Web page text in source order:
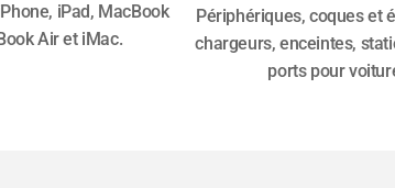
iPad, MacBook
Air et iMac.
Périphériques, coques et
chargeurs, enceintes,
ports pour